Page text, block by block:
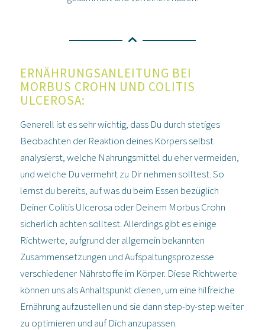
ERNÄHRUNGSANLEITUNG BEI
MORBUS CROHN UND COLITIS
ULCEROSA:
Generell ist es sehr wichtig, dass Du durch stetiges
Beobachten der Reaktion deines Körpers selbst
analysierst, welche Nahrungsmittel du eher vermeiden,
und welche Du vermehrt zu Dir nehmen solltest. So
lernst du bereits, auf was du beim Essen bezüglich
Deiner Colitis Ulcerosa oder Deinem Morbus Crohn
sicherlich achten solltest. Allerdings gibt es einige
Richtwerte, aufgrund der allgemein bekannten
Zusammensetzungen und Aufspaltungsprozesse
verschiedener Nährstoffe im Körper. Diese Richtwerte
können uns als Anhaltspunkt dienen, um eine hilfreiche
Ernährung aufzustellen und sie dann step-by-step weiter
zu optimieren und auf Dich anzupassen.